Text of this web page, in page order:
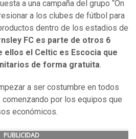
a una campaña del grupo “On
a los clubes de fútbol para
dentro de los estadios de
FC es parte de otros 6
ellos el Celtic es Escocia que
de forma gratuita
a ser costumbre en todos
por los equipos que
económicos.
PUBLICIDAD